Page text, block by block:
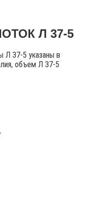
Л 37-5
Л 37-5 указаны в
объем Л 37-5